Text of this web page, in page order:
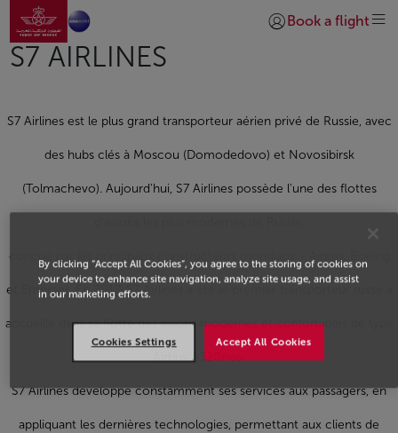
Saut au contenu principal
Aller à la page accueil
Se connecter |
Book a flight
S7 AIRLINES
S7 Airlines est le plus grand transporteur aérien privé de Russie, avec
des hubs clés à Moscou (Domodedovo) et Novosibirsk
(Tolmachevo). Aujourd'hui, S7 Airlines possède l'une des flottes
conçue par les principaux constructeurs mondiaux - Airbus, Boeing
et Embraer. En 2017, S7 Airlines a été le premier transporteur russe à
accueillir dans sa flotte des avions modernes et confortables de type
Airbus A320neo.
S7 Airlines développe constamment ses services aux passagers, en
appliquant les dernières technologies, permettant aux clients de
By clicking “Accept All Cookies”, you agree to the storing of cookies on
your device to enhance site navigation, analyze site usage, and assist
in our marketing efforts.
Accept All Cookies
Cookies Settings